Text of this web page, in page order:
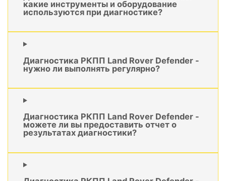
какие инструменты и оборудование
используются при диагностике?
Диагностика РКПП Land Rover Defender -
нужно ли выполнять регулярно?
Диагностика РКПП Land Rover Defender -
можете ли вы предоставить отчет о
результатах диагностики?